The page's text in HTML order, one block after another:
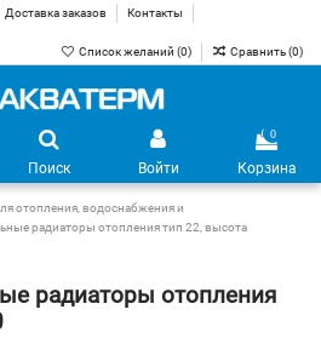
Доставка заказов
Контакты
Список желаний (0) Сравнить (0)
Поиск Войти
0
Корзина
отопления, водоснабжения и
радиаторы отопления тип 22, высота
радиаторы отопления